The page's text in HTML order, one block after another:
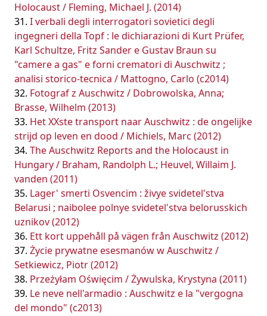
Holocaust / Fleming, Michael J. (2014)
I verbali degli interrogatori sovietici degli
ingegneri della Topf : le dichiarazioni di Kurt Prüfer,
Karl Schultze, Fritz Sander e Gustav Braun su
"camere a gas" e forni crematori di Auschwitz ;
analisi storico-tecnica / Mattogno, Carlo (c2014)
Fotograf z Auschwitz / Dobrowolska, Anna;
Brasse, Wilhelm (2013)
Het XXste transport naar Auschwitz : de ongelijke
strijd op leven en dood / Michiels, Marc (2012)
The Auschwitz Reports and the Holocaust in
Hungary / Braham, Randolph L.; Heuvel, Willaim J.
vanden (2011)
Lager' smerti Osvencim : živye svidetel'stva
Belarusi ; naibolee polnye svidetel'stva belorusskich
uznikov (2012)
Ett kort uppehåll på vägen från Auschwitz (2012)
Życie prywatne esesmanów w Auschwitz /
Setkiewicz, Piotr (2012)
Przeżyłam Oświęcim / Żywulska, Krystyna (2011)
Le neve nell'armadio : Auschwitz e la "vergogna
del mondo" (c2013)